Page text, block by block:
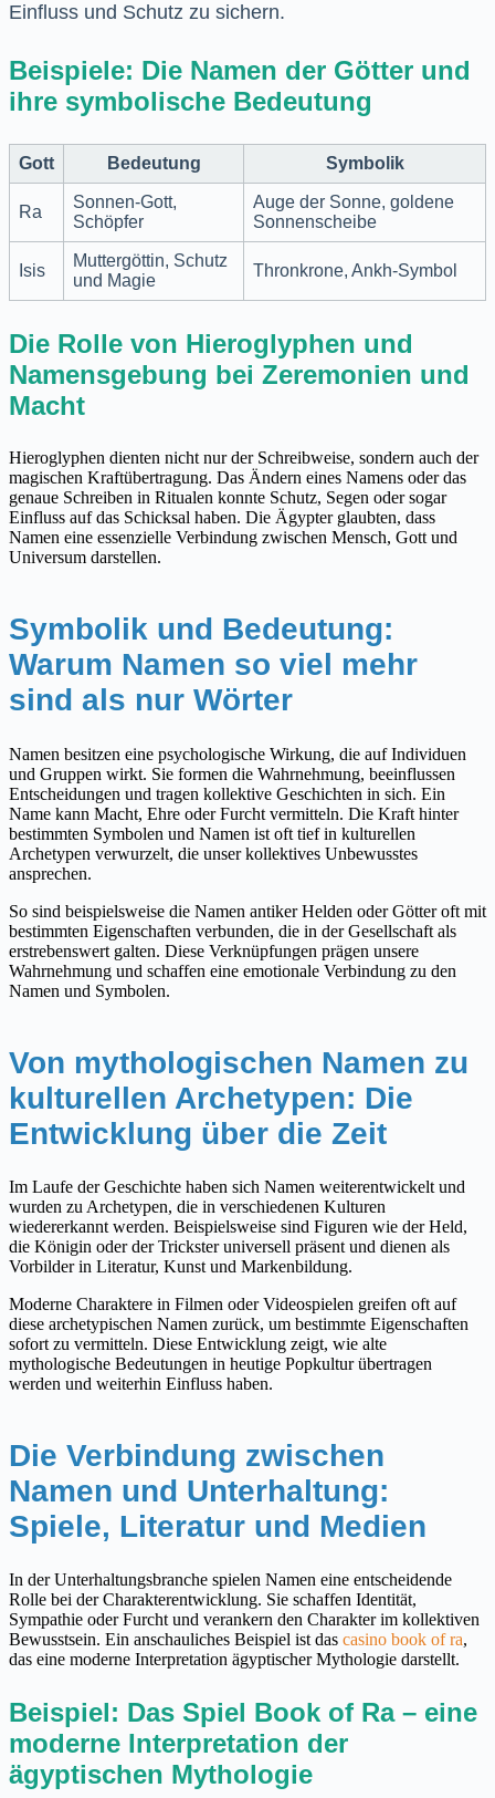
Einfluss und Schutz zu sichern.
Beispiele: Die Namen der Götter und
ihre symbolische Bedeutung
Gott Bedeutung Symbolik
Ra
Sonnen-Gott,
Schöpfer
Auge der Sonne, goldene
Sonnenscheibe
Isis
Muttergöttin, Schutz
und Magie
Thronkrone, Ankh-Symbol
Die Rolle von Hieroglyphen und
Namensgebung bei Zeremonien und
Macht
Hieroglyphen dienten nicht nur der Schreibweise, sondern auch der
magischen Kraftübertragung. Das Ändern eines Namens oder das
genaue Schreiben in Ritualen konnte Schutz, Segen oder sogar
Einfluss auf das Schicksal haben. Die Ägypter glaubten, dass
Namen eine essenzielle Verbindung zwischen Mensch, Gott und
Universum darstellen.
Symbolik und Bedeutung:
Warum Namen so viel mehr
sind als nur Wörter
Namen besitzen eine psychologische Wirkung, die auf Individuen
und Gruppen wirkt. Sie formen die Wahrnehmung, beeinflussen
Entscheidungen und tragen kollektive Geschichten in sich. Ein
Name kann Macht, Ehre oder Furcht vermitteln. Die Kraft hinter
bestimmten Symbolen und Namen ist oft tief in kulturellen
Archetypen verwurzelt, die unser kollektives Unbewusstes
ansprechen.
So sind beispielsweise die Namen antiker Helden oder Götter oft mit
bestimmten Eigenschaften verbunden, die in der Gesellschaft als
erstrebenswert galten. Diese Verknüpfungen prägen unsere
Wahrnehmung und schaffen eine emotionale Verbindung zu den
Namen und Symbolen.
Von mythologischen Namen zu
kulturellen Archetypen: Die
Entwicklung über die Zeit
Im Laufe der Geschichte haben sich Namen weiterentwickelt und
wurden zu Archetypen, die in verschiedenen Kulturen
wiedererkannt werden. Beispielsweise sind Figuren wie der Held,
die Königin oder der Trickster universell präsent und dienen als
Vorbilder in Literatur, Kunst und Markenbildung.
Moderne Charaktere in Filmen oder Videospielen greifen oft auf
diese archetypischen Namen zurück, um bestimmte Eigenschaften
sofort zu vermitteln. Diese Entwicklung zeigt, wie alte
mythologische Bedeutungen in heutige Popkultur übertragen
werden und weiterhin Einfluss haben.
Die Verbindung zwischen
Namen und Unterhaltung:
Spiele, Literatur und Medien
In der Unterhaltungsbranche spielen Namen eine entscheidende
Rolle bei der Charakterentwicklung. Sie schaffen Identität,
Sympathie oder Furcht und verankern den Charakter im kollektiven
Bewusstsein. Ein anschauliches Beispiel ist das casino book of ra,
das eine moderne Interpretation ägyptischer Mythologie darstellt.
Beispiel: Das Spiel Book of Ra – eine
moderne Interpretation der
ägyptischen Mythologie